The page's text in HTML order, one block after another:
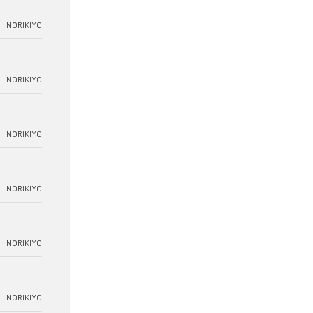
NORIKIYO
NORIKIYO
NORIKIYO
NORIKIYO
NORIKIYO
NORIKIYO